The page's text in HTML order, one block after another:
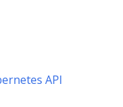
API